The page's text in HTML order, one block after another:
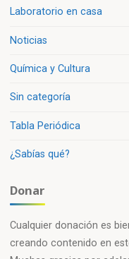
Laboratorio en casa
Noticias
Química y Cultura
Sin categoría
Tabla Periódica
¿Sabías qué?
Donar
Cualquier donación es
creando contenido en